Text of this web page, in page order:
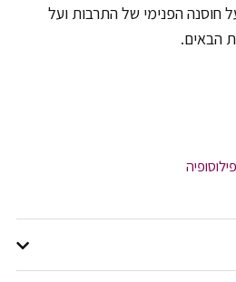
חוסנה הפנימי של התרבות ועל
הבאים.
פילוסופיה